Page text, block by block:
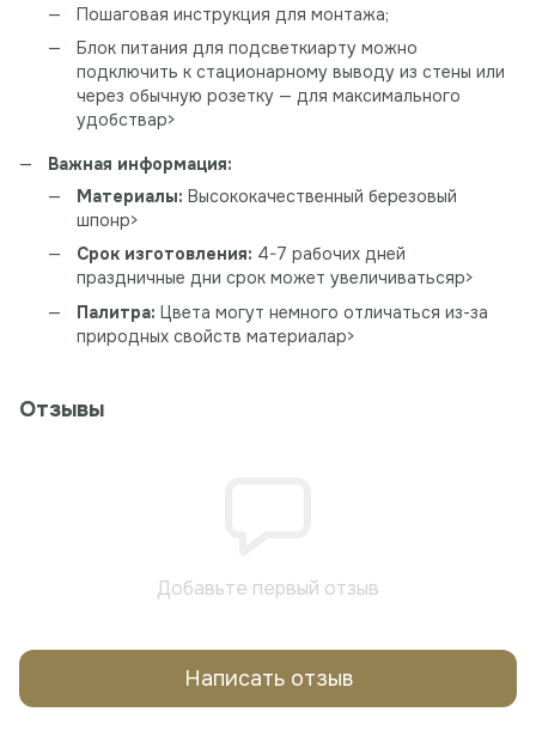
Пошаговая инструкция для монтажа;
Блок питания для подсветкиарту можно
подключить к стационарному выводу из стены или
через обычную розетку — для максимального
удобстваp>
Важная информация:
Материалы: Высококачественный березовый
шпонp>
Срок изготовления: 4-7 рабочих дней
праздничные дни срок может увеличиватьсяp>
Палитра: Цвета могут немного отличаться из-за
природных свойств материалаp>
Отзывы
Добавьте первый отзыв
Написать отзыв